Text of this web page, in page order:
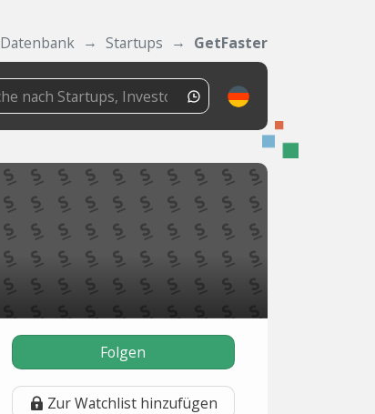
Datenbank Startups GetFaster
Folgen
Zur Watchlist hinzufügen